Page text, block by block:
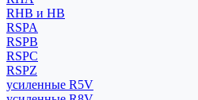
RHB и HB
RSPA
RSPB
RSPC
RSPZ
усиленные R5V